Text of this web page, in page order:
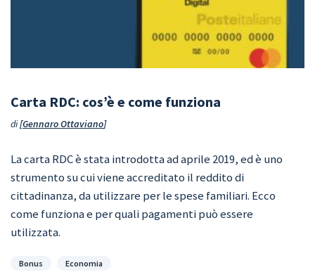
Carta RDC: cos’è e come funziona
di Gennaro Ottaviano
La carta RDC è stata introdotta ad aprile 2019, ed è uno
strumento su cui viene accreditato il reddito di
cittadinanza, da utilizzare per le spese familiari. Ecco
come funziona e per quali pagamenti può essere
utilizzata.
Categorie
Bonus Economia